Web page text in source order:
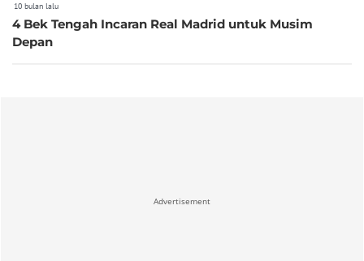
10 bulan lalu
4 Bek Tengah Incaran Real Madrid untuk Musim
Depan
Advertisement